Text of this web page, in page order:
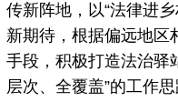
传新阵地，以“法律进
新期待，根据偏远地区
手段，积极打造法治驿
层次、全覆盖”的工作